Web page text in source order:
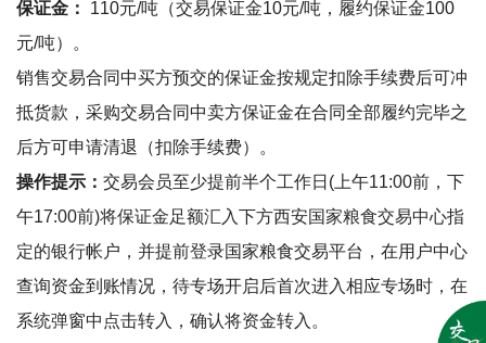
保证金：
110元/吨（交易保证金10元/吨，履约保证金100
元/吨）。
销售交易合同中买方预交的保证金按规定扣除手续费后可冲
抵货款，采购交易合同中卖方保证金在合同全部履约完毕之
后方可申请清退（扣除手续费）。
操作提示： 交易会员至少提前半个工作日 ( 上午11:00前，下
午17:00前)将保证金足额汇入下方西安国家粮食交易中心指
定的银行帐户，并提前登录国家粮食交易平台，在用户中心
查询资金到账情况， 待专场开启后首次进入相应专场时，在
系统弹窗中点击转入 ，确认将资金转入。